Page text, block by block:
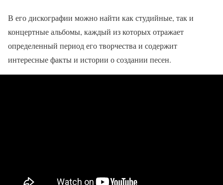
В его дискографии можно найти как студийные, так и
концертные альбомы, каждый из которых отражает
определенный период его творчества и содержит
интересные факты и истории о создании песен.